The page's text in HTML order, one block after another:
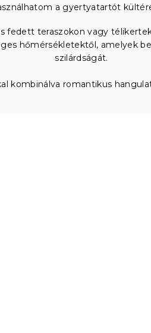
a gyertyatartót
fedett teraszokon vagy
hőmérsékletektől, amelyek
szilárdságát.
kombinálva romantikus